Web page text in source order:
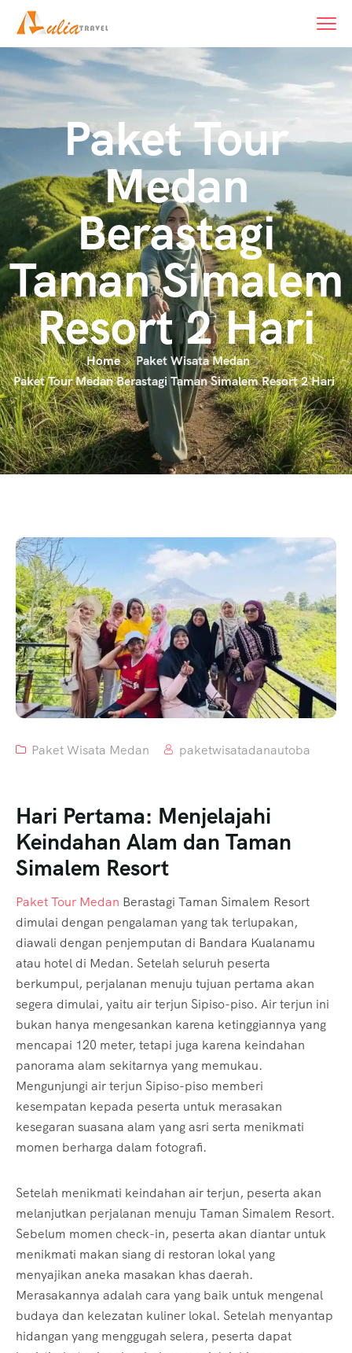
Paket Tour
Medan
Berastagi
Taman Simalem
Resort 2 Hari
Home
Paket Wisata Medan
Paket Tour Medan Berastagi Taman Simalem Resort 2 Hari
Paket Wisata Medan paketwisatadanautoba
Hari Pertama: Menjelajahi
Keindahan Alam dan Taman
Simalem Resort
Paket Tour Medan Berastagi Taman Simalem Resort
dimulai dengan pengalaman yang tak terlupakan,
diawali dengan penjemputan di Bandara Kualanamu
atau hotel di Medan. Setelah seluruh peserta
berkumpul, perjalanan menuju tujuan pertama akan
segera dimulai, yaitu air terjun Sipiso-piso. Air terjun ini
bukan hanya mengesankan karena ketinggiannya yang
mencapai 120 meter, tetapi juga karena keindahan
panorama alam sekitarnya yang memukau.
Mengunjungi air terjun Sipiso-piso memberi
kesempatan kepada peserta untuk merasakan
kesegaran suasana alam yang asri serta menikmati
momen berharga dalam fotografi.
Setelah menikmati keindahan air terjun, peserta akan
melanjutkan perjalanan menuju Taman Simalem Resort.
Sebelum momen check-in, peserta akan diantar untuk
menikmati makan siang di restoran lokal yang
menyajikan aneka masakan khas daerah.
Merasakannya adalah cara yang baik untuk mengenal
budaya dan kelezatan kuliner lokal. Setelah menyantap
hidangan yang menggugah selera, peserta dapat